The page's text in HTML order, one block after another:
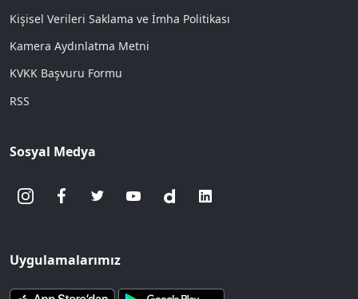
Kişisel Verileri Saklama ve İmha Politikası
Kamera Aydınlatma Metni
KVKK Başvuru Formu
RSS
Sosyal Medya
Uygulamalarımız